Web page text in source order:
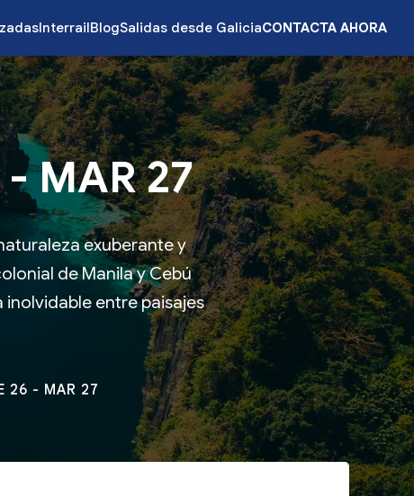
InterrailBlogSalidas desde GaliciaCONTACTA AHORA
- MAR 27
exuberante y
de Manila y Cebú
inolvidable entre paisajes
26 - MAR 27